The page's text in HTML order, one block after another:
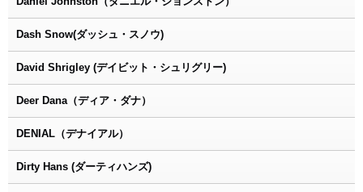
Dash Snow(ダッシュ・スノウ)
David Shrigley (デイビット・シュリグリー)
Deer Dana（ディア・ダナ）
DENIAL（デナイアル）
Dirty Hans (ダーティハンズ)